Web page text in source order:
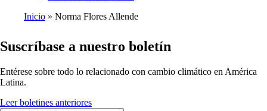
de
Inicio Norma Flores Allende
Suscríbase a nuestro boletín
Entérese sobre todo lo relacionado con cambio climático en América
Latina.
Leer boletines anteriores